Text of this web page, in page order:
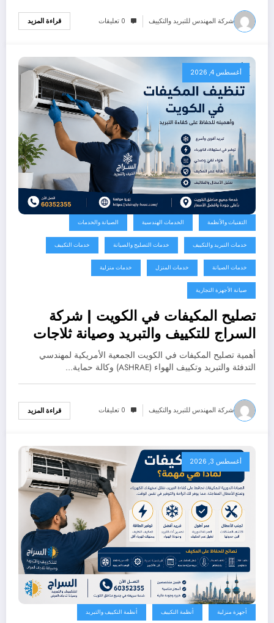
شركة المهندس للتبريد والتكييف 0 تعليقات قراءة المزيد
أغسطس 4, 2026
التقنيات والأنظمة الخدمات الهندسية الصيانة والخدمات
خدمات التبريد والتكييف خدمات التصليح والصيانة خدمات التكييف
خدمات الصيانة خدمات المنزل خدمات منزلية
صيانة الأجهزة التجارية
تصليح المكيفات في الكويت | شركة
السراج للتكييف والتبريد وصيانة ثلاجات
العرض
أهمية تصليح المكيفات في الكويت الجمعية الأمريكية لمهندسي
التدفئة والتبريد وتكييف الهواء (ASHRAE) وكالة حماية…
شركة المهندس للتبريد والتكييف 0 تعليقات قراءة المزيد
أغسطس 3, 2026
أجهزة منزلية أنظمة التكييف أنظمة التكييف والتبريد